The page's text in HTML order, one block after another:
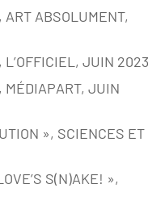
ABSOLUMENT,
L’OFFICIEL, JUIN 2023
MÉDIAPART, JUIN
», SCIENCES ET
S(N)AKE! »,